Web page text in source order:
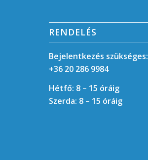
RENDELÉS
Bejelentkezés szükséges:
+36 20 286 9984
Hétfő: 8 – 15 óráig
Szerda: 8 – 15 óráig